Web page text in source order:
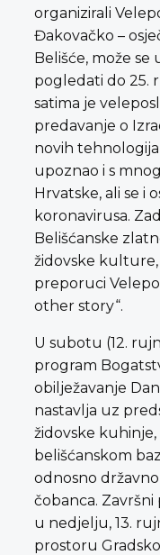
organizirali
Đakovačko –
Belišće, može se
pogledati do 25.
satima je
predavanje o
novih
upoznao i s
Hrvatske, ali se i
koronavirusa.
Belišćanske
židovske
preporuci
other story“.
U subotu (12.
program
obilježavanje
nastavlja uz
židovske
belišćanskom
odnosno
čobanca.
u nedjelju, 13.
prostoru